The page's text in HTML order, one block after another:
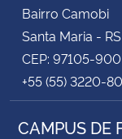
Bairro Camobi
Santa Maria - RS
CEP: 97105-900
+55 (55) 3220-
CAMPUS DE